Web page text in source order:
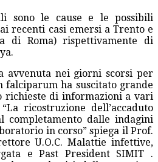
sono le cause e le possibili
recenti casi emersi a Trento e
di Roma) rispettivamente di
avvenuta nei giorni scorsi per
falciparum ha suscitato grande
richieste di informazioni a vari
ricostruzione dell’accaduto
completamento dalle indagini
in corso” spiega il Prof.
U.O.C. Malattie infettive,
e Past President SIMIT .